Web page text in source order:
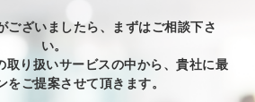
ございましたら、まずはご相談下さ
い。
取り扱いサービスの中から、貴社に最
をご提案させて頂きます。